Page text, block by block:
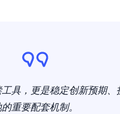
具，更是稳定创新预期
重要配套机制。